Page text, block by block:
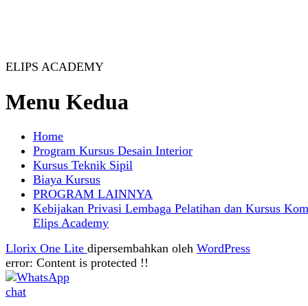
ELIPS ACADEMY
Menu Kedua
Home
Program Kursus Desain Interior
Kursus Teknik Sipil
Biaya Kursus
PROGRAM LAINNYA
Kebijakan Privasi Lembaga Pelatihan dan Kursus
Elips Academy
Llorix One Lite dipersembahkan oleh WordPress
error: Content is protected !!